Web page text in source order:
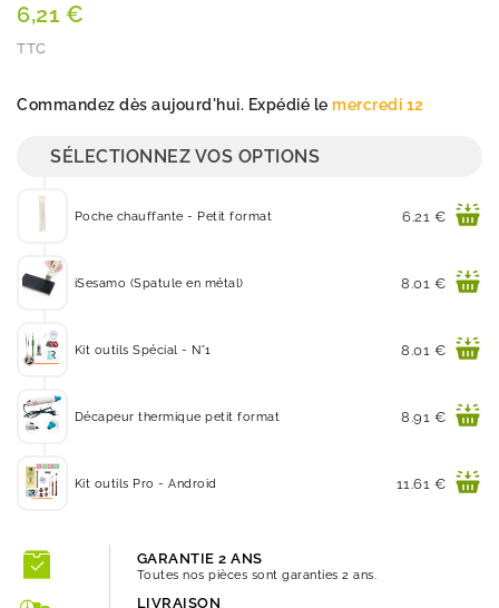
6,21 €
TTC
Commandez dès aujourd'hui. Expédié le mercredi 12
SÉLECTIONNEZ VOS OPTIONS
Poche chauffante - Petit format Prix
6.21 €
iSesamo (Spatule en métal) Prix
8.01 €
Kit outils Spécial - N°1 Prix
8.01 €
Décapeur thermique petit format Prix
8.91 €
Kit outils Pro - Android Prix
11.61 €
GARANTIE 2 ANS
Toutes nos pièces sont garanties 2 ans.
LIVRAISON